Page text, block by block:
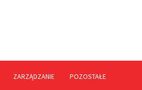
ZARZĄDZANIE POZOSTAŁE